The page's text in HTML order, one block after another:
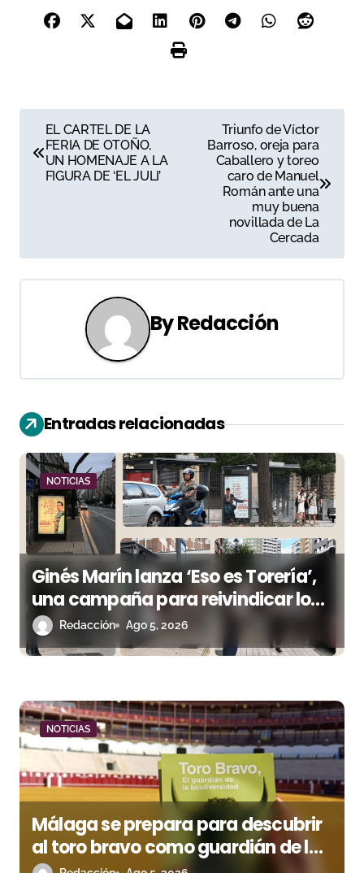
históricos en el año 2023
a
g
a
ó
n
d
e
e
n
a
d
a
s
EL CARTEL DE LA
FERIA DE OTOÑO,
UN HOMENAJE A LA
FIGURA DE ‘EL JULI’
Triunfo de Víctor
Barroso, oreja para
Caballero y toreo
caro de Manuel
Román ante una
muy buena
novillada de La
Cercada
ByRedacción
Entradas relacionadas
NOTICIAS
Ginés Marín lanza ‘Eso es Torería’,
una campaña para reivindicar los
valores del toreo más allá del ruedo
Redacción Ago 5, 2026
NOTICIAS
Málaga se prepara para descubrir
al toro bravo como guardián de la